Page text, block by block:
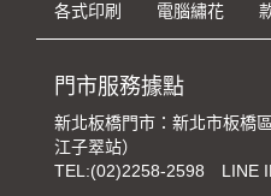
各式印刷 電腦繡花
門市服務據點
新北板橋門市：新北市板橋
江子翠站）
TEL:(02)2258-2598
LINE